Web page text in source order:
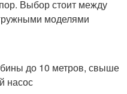
Выбор стоит между
моделями
до 10 метров, свыше
насос